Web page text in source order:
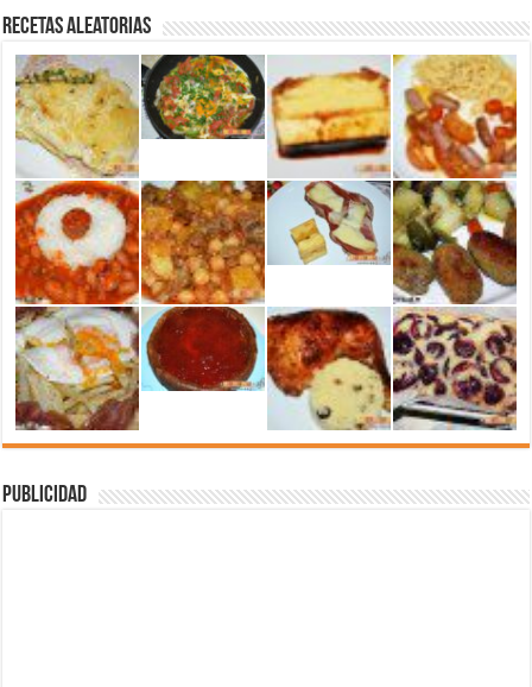
Recetas aleatorias
Publicidad